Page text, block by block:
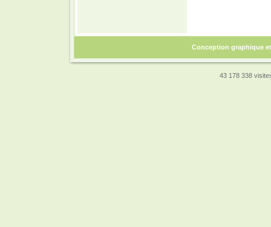
Conception graphique
43 178 338